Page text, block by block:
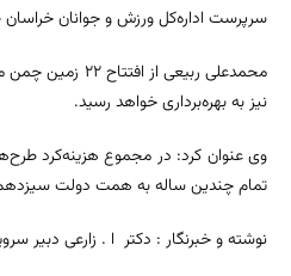
سرپرست اداره‌کل ورزش و جوانان خراسان جنوبی در این آیین
محمدعلی
نیز به بهره‌برداری خواهد رسید.
تمام چندین ساله به همت دولت
نوشته و خبرنگار : دکتر ا . زارعی